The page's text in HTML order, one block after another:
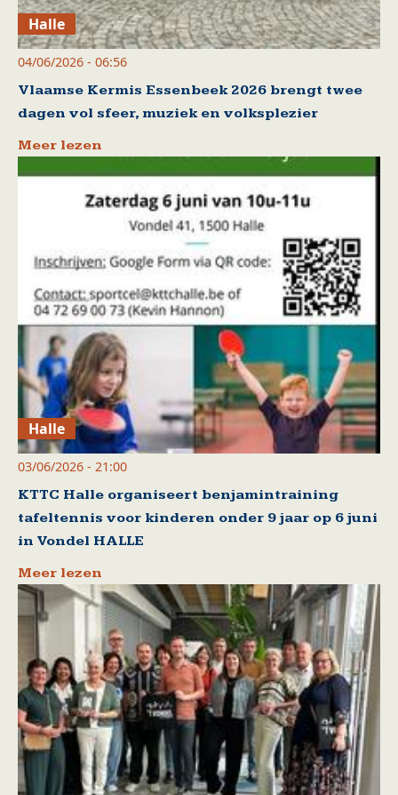
Halle
04/06/2026 - 06:56
Vlaamse Kermis Essenbeek 2026 brengt twee
dagen vol sfeer, muziek en volksplezier
Meer lezen
Halle
03/06/2026 - 21:00
KTTC Halle organiseert benjamintraining
tafeltennis voor kinderen onder 9 jaar op 6 juni
in Vondel HALLE
Meer lezen